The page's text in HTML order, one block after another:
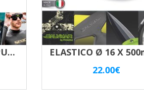
FIOCINA SEAC SUB 3PUNTE KILLER RED
22.00€